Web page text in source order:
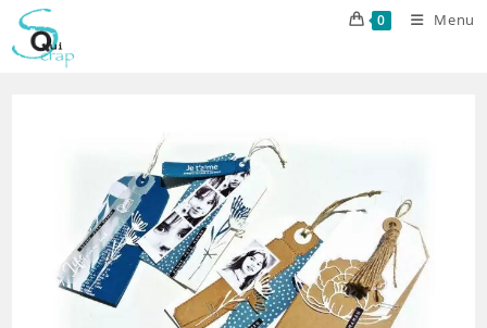
Skip
content
0 Menu